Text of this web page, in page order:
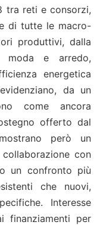
tra reti e consorzi,
di tutte le macro-
produttivi, dalla
moda e arredo,
energetica
da un
come ancora
offerto dal
però un
con
un confronto più
che nuovi,
Interesse
finanziamenti per